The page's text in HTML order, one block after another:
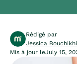
Rédigé par
Jessica Bouchikhi
Mis à jour leJuly 15,